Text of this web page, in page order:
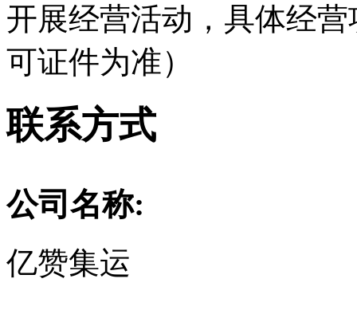
开展经营活动，具体经
可证件为准）
联系方式
公司名称:
亿赞集运